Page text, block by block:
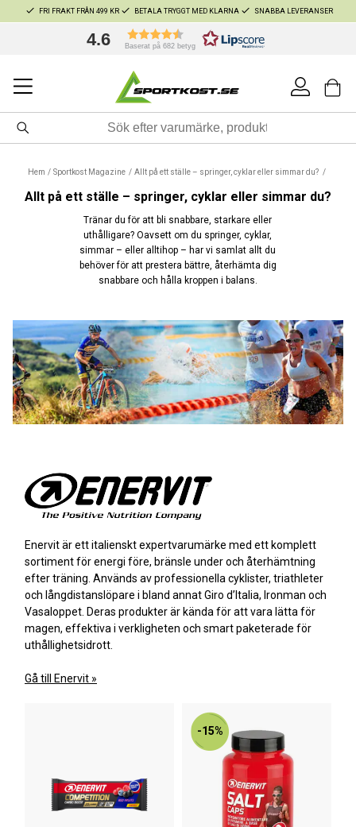
FRI FRAKT FRÅN 499 KR BETALA TRYGGT MED KLARNA SNABBA LEVERANSER
4.6 Baserat på 682 betyg
Hem Sportkost Magazine Allt på ett ställe – springer, cyklar eller simmar du?
Allt på ett ställe – springer, cyklar eller simmar du?
Tränar du för att bli snabbare, starkare eller
uthålligare? Oavsett om du springer, cyklar,
simmar – eller alltihop – har vi samlat allt du
behöver för att prestera bättre, återhämta dig
snabbare och hålla kroppen i balans.
Enervit är ett italienskt expertvarumärke med ett komplett
sortiment för energi före, bränsle under och återhämtning
efter träning. Används av professionella cyklister, triathleter
och långdistanslöpare i bland annat Giro d’Italia, Ironman och
Vasaloppet. Deras produkter är kända för att vara lätta för
magen, effektiva i verkligheten och smart paketerade för
uthållighetsidrott.
Gå till Enervit »
-15%